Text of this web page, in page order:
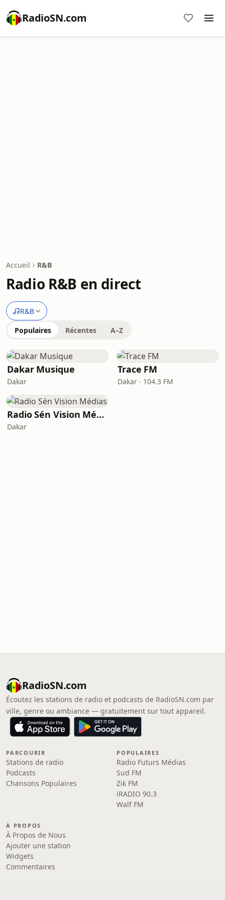
RadioSN.com
Accueil R&B
Radio R&B en direct
R&B
Populaires Récentes A–Z
Dakar Musique
Dakar
Trace FM
Dakar · 104.3 FM
Radio Sén Vision Médias
Dakar
RadioSN.com
Écoutez les stations de radio et podcasts de RadioSN.com par
ville, genre ou ambiance — gratuitement sur tout appareil.
PARCOURIR
Stations de radio
Podcasts
Chansons Populaires
POPULAIRES
Radio Futurs Médias
Sud FM
Zik FM
iRADIO 90.3
Walf FM
À PROPOS
À Propos de Nous
Ajouter une station
Widgets
Commentaires